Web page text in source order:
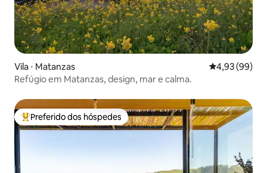
Vila ⋅ Matanzas 4,93 de uma
4,93 (99)
Refúgio em Matanzas, design, mar e calma.
Entre os melhores preferidos dos hóspedes
Preferido dos hóspedes